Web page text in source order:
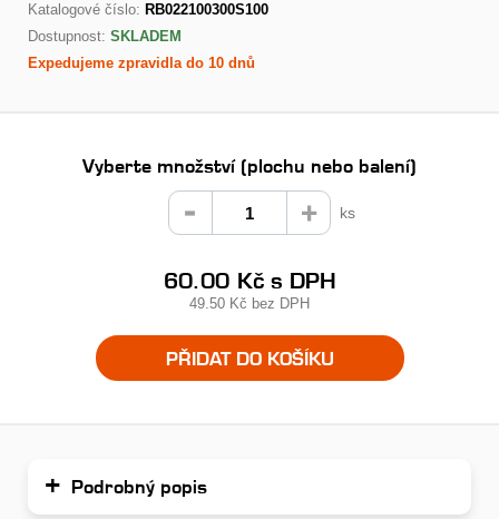
Katalogové číslo: RB022100300S100
Dostupnost: SKLADEM
Expedujeme zpravidla do 10 dnů
Vyberte množství (plochu nebo balení)
ks
60.00 Kčs DPH
49.50 Kč bez DPH
PŘIDAT DO KOŠÍKU
Podrobný popis